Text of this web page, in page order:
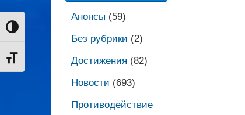
Переключить на высокую контрастность
Переключить на увеличенный шрифт
Анонсы (59)
Без рубрики (2)
Достижения (82)
Новости (693)
Противодействие